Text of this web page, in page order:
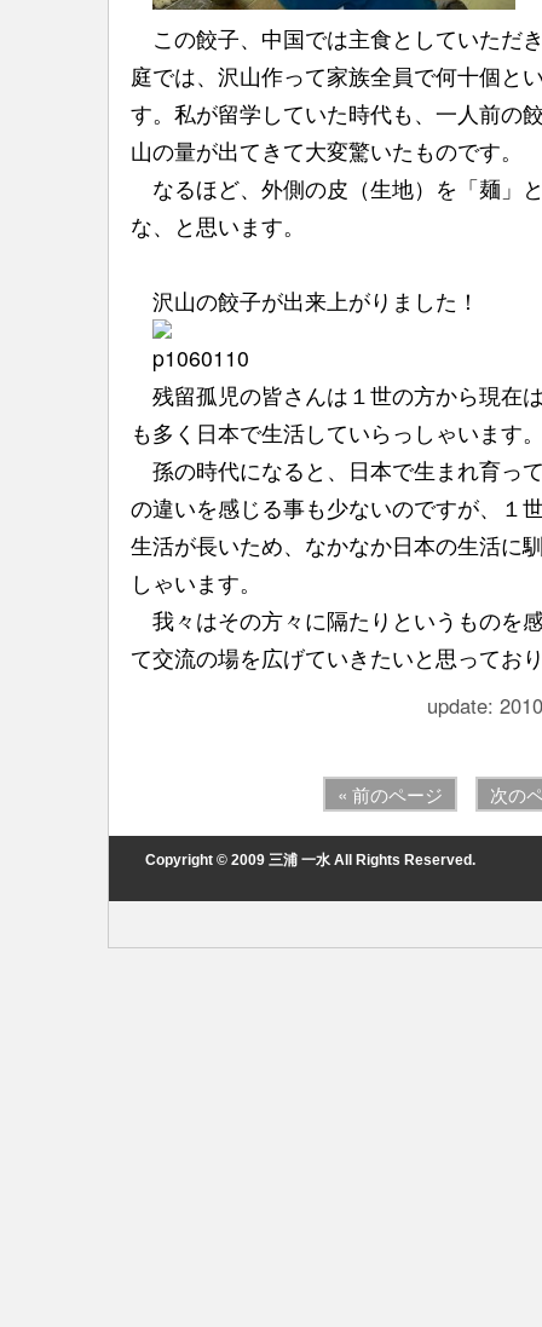
この餃子、中国では主食としていただ
庭では、沢山作って家族全員で何十個と
す。私が留学していた時代も、一人前の
山の量が出てきて大変驚いたものです。
なるほど、外側の皮（生地）を「麺」
な、と思います。
沢山の餃子が出来上がりました！
残留孤児の皆さんは１世の方から現在
も多く日本で生活していらっしゃいます
孫の時代になると、日本で生まれ育っ
の違いを感じる事も少ないのですが、１
生活が長いため、なかなか日本の生活に
しゃいます。
我々はその方々に隔たりというものを
て交流の場を広げていきたいと思ってお
update:
« 前のページ 次の
Copyright © 2009 三浦 一水 All Rights Reserved.